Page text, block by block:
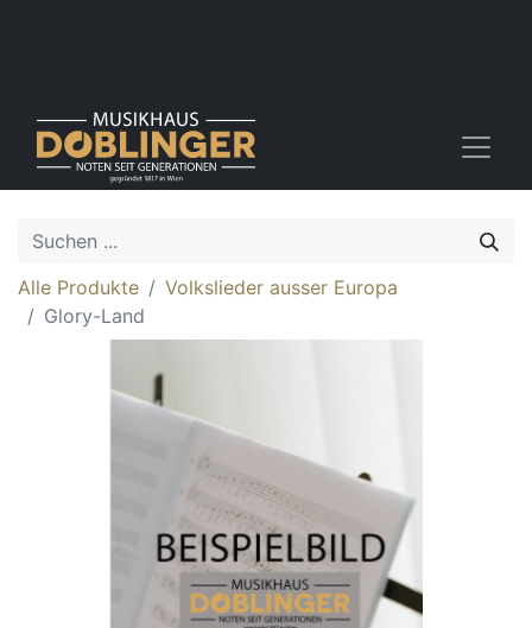
Alle Produkte
Volkslieder ausser Europa
Glory-Land